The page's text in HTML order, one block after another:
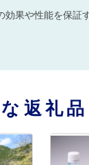
果や性能を保証
返礼品